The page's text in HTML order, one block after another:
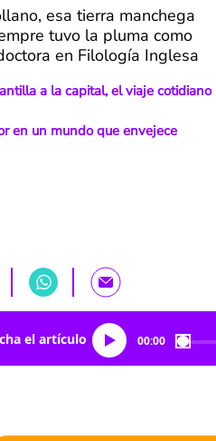
esa tierra manchega
tuvo la pluma como
en Filología Inglesa
a la capital, el viaje cotidiano
en un mundo que envejece
el artículo 00:00